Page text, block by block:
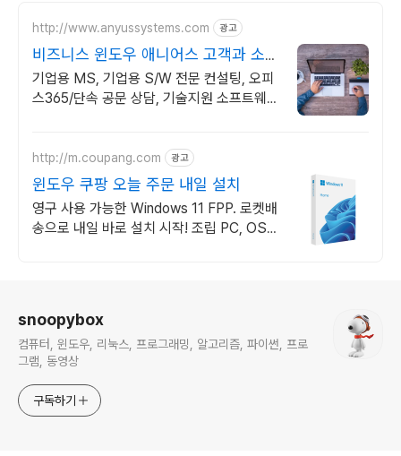
http://www.anyussystems.com 광고
비즈니스 윈도우 애니어스 고객과 소통
하는 IT 파트너
기업용 MS, 기업용 S/W 전문 컨설팅, 오피
스365/단속 공문 상담, 기술지원 소프트웨어
http://m.coupang.com 광고
윈도우 쿠팡 오늘 주문 내일 설치
영구 사용 가능한 Windows 11 FPP. 로켓배
송으로 내일 바로 설치 시작! 조립 PC, OS
snoopybox
컴퓨터, 윈도우, 리눅스, 프로그래밍, 알고리즘, 파이썬, 프로
그램, 동영상
구독하기